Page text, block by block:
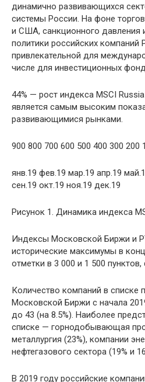
динамично развивающихся
системы России. На фоне
и США, санкционного
политики российских компаний
привлекательной для
числе для инвестиционных
44% — рост индекса MSCI
является самым высоким
развивающимися рынками.
900 800 700 600 500 400 300 200
янв.19 фев.19 мар.19 апр.19
сен.19 окт.19 ноя.19 дек.19
Рисунок 1. Динамика индекса
Индексы Московской Биржи и
исторические максимумы в
отметки в 3 000 и 1 500 пунктов,
Количество компаний в списке
Московской Биржи с начала
до 43 (на 8.5%). Наиболее
списке — горнодобывающая
металлургия (23%), компании
нефтегазового сектора (19% и
В 2019 году российские